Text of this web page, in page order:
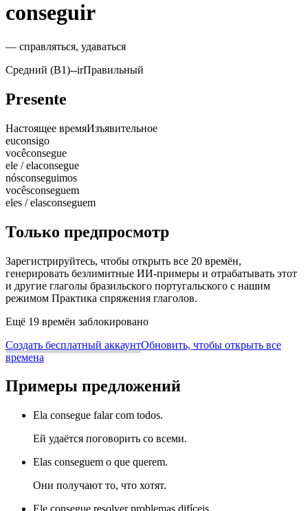
conseguir
— справляться, удаваться
Средний (B1)--irПравильный
Presente
Настоящее времяИзъявительное
euconsigo
vocêconsegue
ele / elaconsegue
nósconseguimos
vocêsconseguem
eles / elasconseguem
Только предпросмотр
Зарегистрируйтесь, чтобы открыть все 20 времён,
генерировать безлимитные ИИ-примеры и отрабатывать этот
и другие глаголы бразильского португальского с нашим
режимом Практика спряжения глаголов.
Ещё 19 времён заблокировано
Создать бесплатный аккаунтОбновить, чтобы открыть все
времена
Примеры предложений
Ela consegue falar com todos.
Ей удаётся поговорить со всеми.
Elas conseguem o que querem.
Они получают то, что хотят.